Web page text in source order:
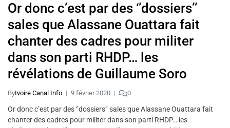
Or donc c’est par des ‘’dossiers’’
sales que Alassane Ouattara fait
chanter des cadres pour militer
dans son parti RHDP… les
révélations de Guillaume Soro
ByIvoire Canal Info 9 février 2020 0
Or donc c’est par des ‘’dossiers’’ sales que Alassane Ouattara fait
chanter des cadres pour militer dans son parti RHDP… les